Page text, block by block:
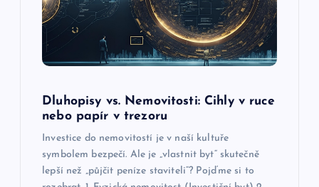
Dluhopisy vs. Nemovitosti: Cihly v ruce
nebo papír v trezoru
Investice do nemovitostí je v naší kultuře
symbolem bezpečí. Ale je „vlastnit byt“ skutečně
lepší než „půjčit peníze staviteli“? Pojďme si to